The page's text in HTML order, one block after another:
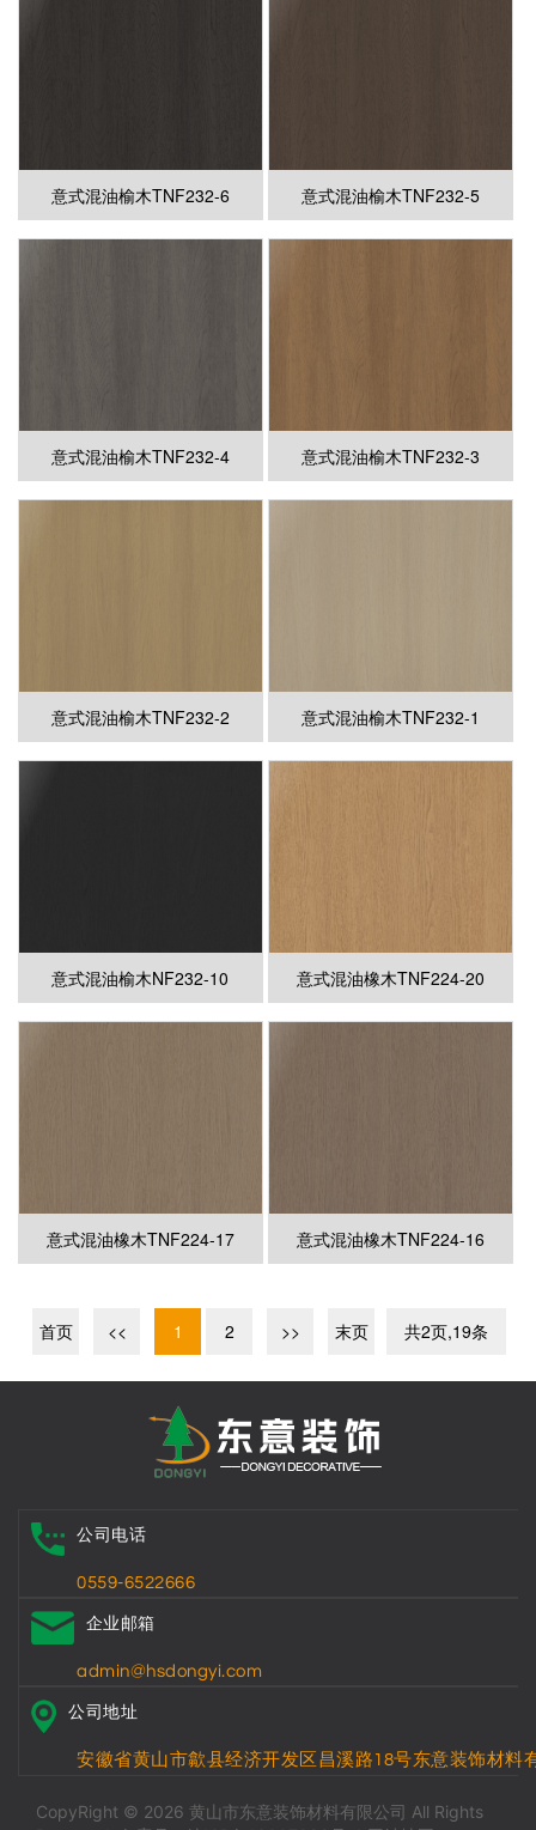
意式混油榆木TNF232-6 意式混油榆木TNF232-5
意式混油榆木TNF232-4 意式混油榆木TNF232-3
意式混油榆木TNF232-2 意式混油榆木TNF232-1
意式混油榆木NF232-10 意式混油橡木TNF224-20
意式混油橡木TNF224-17 意式混油橡木TNF224-16
首页 << 1 2 >> 末页 共2页,19条
公司电话
0559-6522666
企业邮箱
admin@hsdongyi.com
公司地址
安徽省黄山市歙县经济开发区昌溪路18号东意装饰材料
CopyRight © 2026 黄山市东意装饰材料有限公司 All Rights